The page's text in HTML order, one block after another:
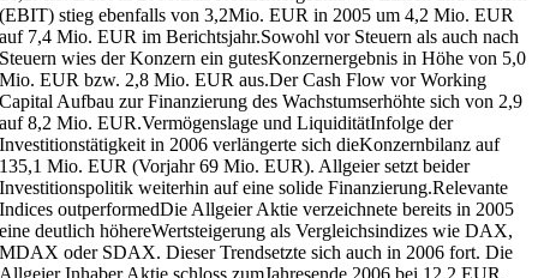
(EBIT) stieg ebenfalls von 3,2Mio. EUR in 2005 um 4,2 Mio. EUR
auf 7,4 Mio. EUR im Berichtsjahr.Sowohl vor Steuern als auch nach
Steuern wies der Konzern ein gutesKonzernergebnis in Höhe von 5,0
Mio. EUR bzw. 2,8 Mio. EUR aus.Der Cash Flow vor Working
Capital Aufbau zur Finanzierung des Wachstumserhöhte sich von 2,9
auf 8,2 Mio. EUR.Vermögenslage und LiquiditätInfolge der
Investitionstätigkeit in 2006 verlängerte sich dieKonzernbilanz auf
135,1 Mio. EUR (Vorjahr 69 Mio. EUR). Allgeier setzt beider
Investitionspolitik weiterhin auf eine solide Finanzierung.Relevante
Indices outperformedDie Allgeier Aktie verzeichnete bereits in 2005
eine deutlich höhereWertsteigerung als Vergleichsindizes wie DAX,
MDAX oder SDAX. Dieser Trendsetzte sich auch in 2006 fort. Die
Allgeier Inhaber Aktie schloss zumJahresende 2006 bei 12,2 EUR,